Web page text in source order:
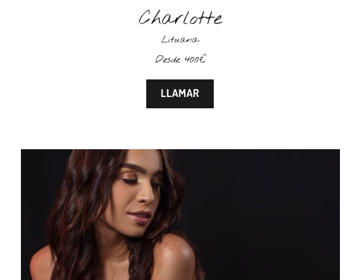
Charlotte
Lituana
Desde 400€
LLAMAR